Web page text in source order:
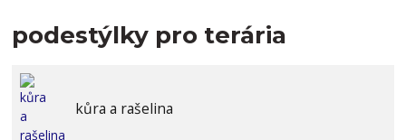
podestýlky pro terária
kůra a rašelina